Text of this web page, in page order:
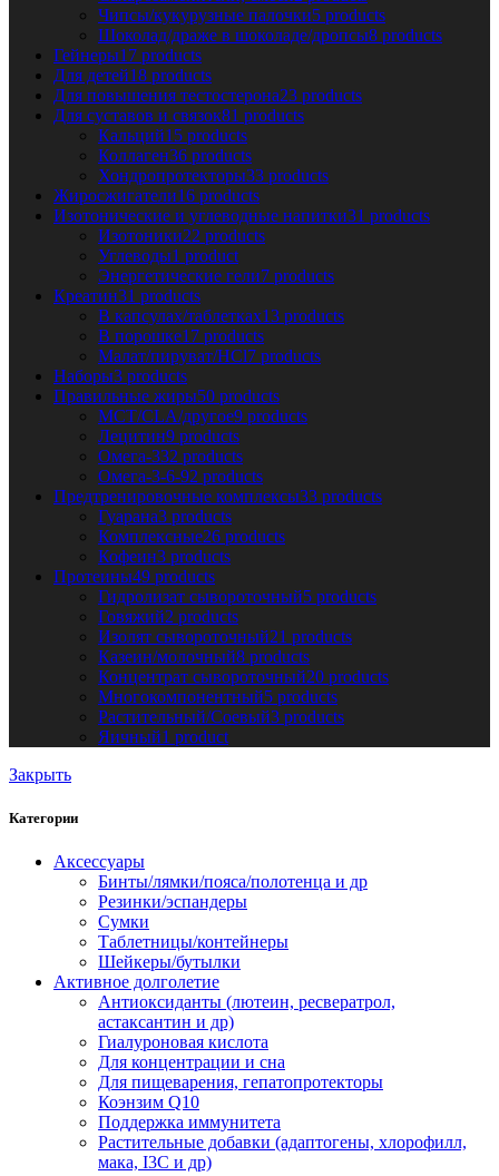
Чипсы/кукурузные палочки5 products
Шоколад/драже в шоколаде/дропсы8 products
Гейнеры17 products
Для детей18 products
Для повышения тестостерона23 products
Для суставов и связок81 products
Кальций15 products
Коллаген36 products
Хондропротекторы33 products
Жиросжигатели16 products
Изотонические и углеводные напитки31 products
Изотоники22 products
Углеводы1 product
Энергетические гели7 products
Креатин31 products
В капсулах/таблетках13 products
В порошке17 products
Малат/пируват/HCl7 products
Наборы3 products
Правильные жиры50 products
MCT/CLA/другое9 products
Лецитин9 products
Омега-332 products
Омега-3-6-92 products
Предтренировочные комплексы33 products
Гуарана3 products
Комплексные26 products
Кофеин3 products
Протеины49 products
Гидролизат сывороточный5 products
Говяжий2 products
Изолят сывороточный21 products
Казеин/молочный8 products
Концентрат сывороточный20 products
Многокомпонентный5 products
Растительный/Соевый3 products
Яичный1 product
Закрыть
Категории
Аксессуары
Бинты/лямки/пояса/полотенца и др
Резинки/эспандеры
Сумки
Таблетницы/контейнеры
Шейкеры/бутылки
Активное долголетие
Антиоксиданты (лютеин, ресвератрол,
астаксантин и др)
Гиалуроновая кислота
Для концентрации и сна
Для пищеварения, гепатопротекторы
Коэнзим Q10
Поддержка иммунитета
Растительные добавки (адаптогены, хлорофилл,
мака, I3C и др)